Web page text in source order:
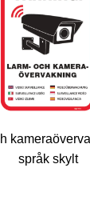
språk skylt